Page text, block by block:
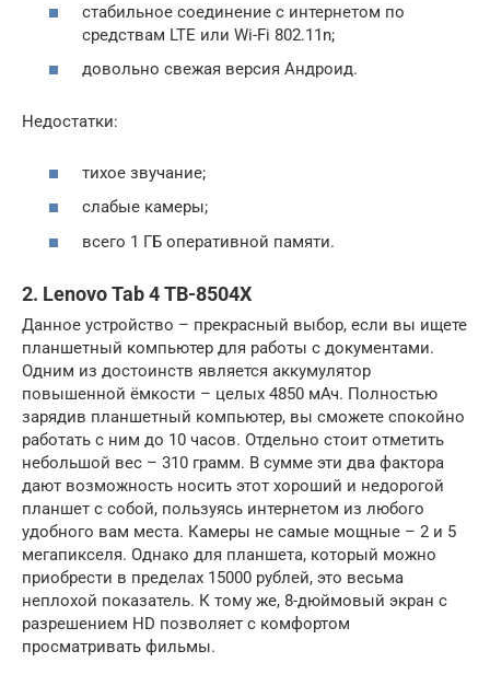
стабильное соединение с интернетом по
средствам LTE или Wi-Fi 802.11n;
довольно свежая версия Андроид.
Недостатки:
тихое звучание;
слабые камеры;
всего 1 ГБ оперативной памяти.
2. Lenovo Tab 4 TB-8504X
Данное устройство – прекрасный выбор, если вы ищете
планшетный компьютер для работы с документами.
Одним из достоинств является аккумулятор
повышенной ёмкости – целых 4850 мАч. Полностью
зарядив планшетный компьютер, вы сможете спокойно
работать с ним до 10 часов. Отдельно стоит отметить
небольшой вес – 310 грамм. В сумме эти два фактора
дают возможность носить этот хороший и недорогой
планшет с собой, пользуясь интернетом из любого
удобного вам места. Камеры не самые мощные – 2 и 5
мегапикселя. Однако для планшета, который можно
приобрести в пределах 15000 рублей, это весьма
неплохой показатель. К тому же, 8-дюймовый экран с
разрешением HD позволяет с комфортом
просматривать фильмы.